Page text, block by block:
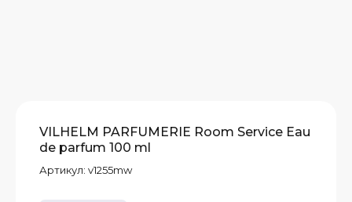
VILHELM PARFUMERIE Room Service Eau
de parfum 100 ml
Артикул: v1255mw